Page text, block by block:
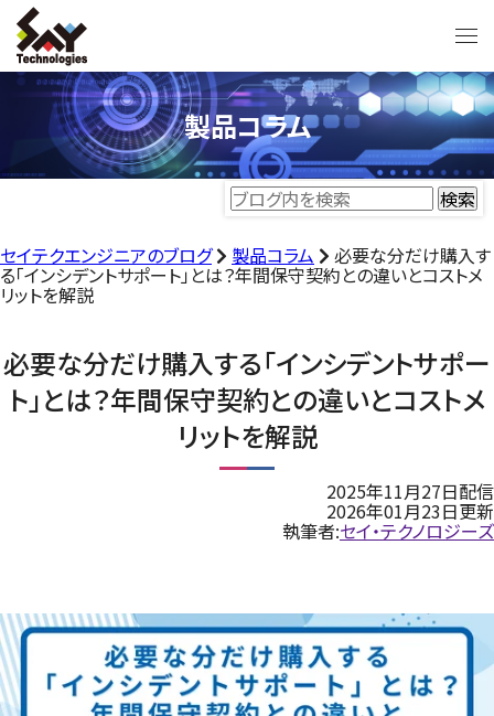
製品コラム
セイテクエンジニアのブログ 製品コラム 必要な分だけ購入す
る「インシデントサポート」とは？年間保守契約との違いとコストメ
リットを解説
必要な分だけ購入する「インシデントサポー
ト」とは？年間保守契約との違いとコストメ
リットを解説
2025年11月27日配信
2026年01月23日更新
執筆者:セイ・テクノロジーズ